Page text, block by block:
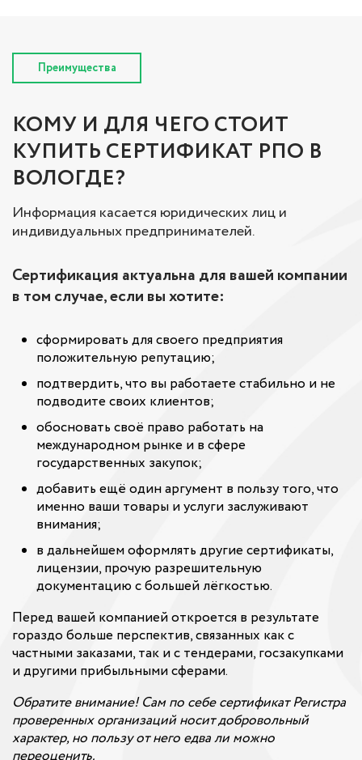
Преимущества
КОМУ И ДЛЯ ЧЕГО СТОИТ
КУПИТЬ СЕРТИФИКАТ РПО В
ВОЛОГДЕ?
Информация касается юридических лиц и
индивидуальных предпринимателей.
Сертификация актуальна для вашей компании
в том случае, если вы хотите:
сформировать для своего предприятия
положительную репутацию;
подтвердить, что вы работаете стабильно и не
подводите своих клиентов;
обосновать своё право работать на
международном рынке и в сфере
государственных закупок;
добавить ещё один аргумент в пользу того, что
именно ваши товары и услуги заслуживают
внимания;
в дальнейшем оформлять другие сертификаты,
лицензии, прочую разрешительную
документацию с большей лёгкостью.
Перед вашей компанией откроется в результате
гораздо больше перспектив, связанных как с
частными заказами, так и с тендерами, госзакупками
и другими прибыльными сферами.
Обратите внимание! Сам по себе сертификат Регистра
проверенных организаций носит добровольный
характер, но пользу от него едва ли можно